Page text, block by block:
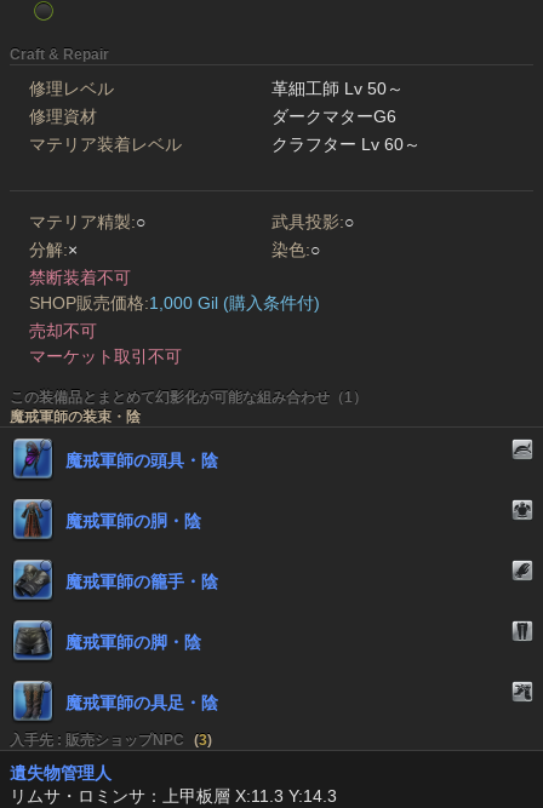
Craft & Repair
修理レベル
革細工師 Lv 50～
修理資材
ダークマターG6
マテリア装着レベル
クラフター Lv 60～
マテリア精製:○ 武具投影:○
分解:× 染色:○
禁断装着不可
SHOP販売価格:1,000 Gil (購入条件付)
売却不可
マーケット取引不可
この装備品とまとめて幻影化が可能な組み合わせ（1）
魔戒軍師の装束・陰
魔戒軍師の頭具・陰
魔戒軍師の胴・陰
魔戒軍師の籠手・陰
魔戒軍師の脚・陰
魔戒軍師の具足・陰
入手先 : 販売ショップNPC (3)
遺失物管理人
リムサ・ロミンサ：上甲板層 X:11.3 Y:14.3